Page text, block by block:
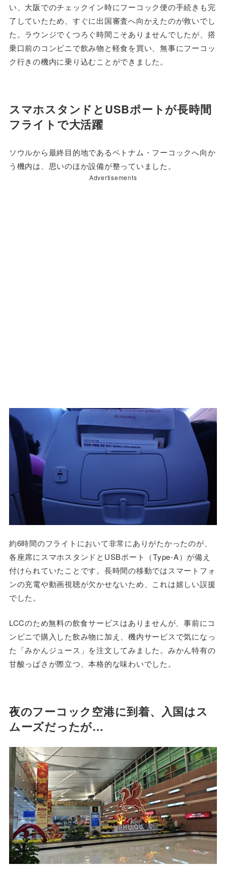
い、大阪でのチェックイン時にフーコック便の手続きも完
了していたため、すぐに出国審査へ向かえたのが救いでし
た。ラウンジでくつろぐ時間こそありませんでしたが、搭
乗口前のコンビニで飲み物と軽食を買い、無事にフーコッ
ク行きの機内に乗り込むことができました。
スマホスタンドとUSBポートが長時間
フライトで大活躍
ソウルから最終目的地であるベトナム・フーコックへ向か
う機内は、思いのほか設備が整っていました。
Advertisements
約6時間のフライトにおいて非常にありがたかったのが、
各座席にスマホスタンドとUSBポート（Type-A）が備え
付けられていたことです。長時間の移動ではスマートフォ
ンの充電や動画視聴が欠かせないため、これは嬉しい誤援
でした。
LCCのため無料の飲食サービスはありませんが、事前にコ
ンビニで購入した飲み物に加え、機内サービスで気になっ
た「みかんジュース」を注文してみました。みかん特有の
甘酸っぱさが際立つ、本格的な味わいでした。
夜のフーコック空港に到着、入国はス
ムーズだったが…